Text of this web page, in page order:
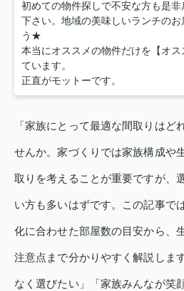
初めての物件探しで不安な方も是
下さい。地域の美味しいランチの
う★
本当にオススメの物件だけを【オ
ています。
正直がモットーです。
「家族にとって最適な間取りはど
せんか。家づくりでは家族構成や
取りを考えることが重要ですが、
い方も多いはずです。この記事で
化に合わせた部屋数の目安から、
注意点まで分かりやすく解説しま
なく選びたい」「家族みんなが笑